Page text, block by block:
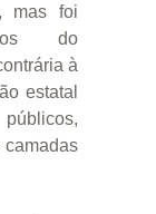
mas foi
do
à
estatal
camadas